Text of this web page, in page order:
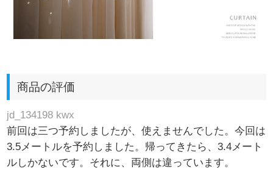
商品の評価
jd_134198 kwx
前回は三つ予約しましたが、使えませんでした。今回は
3.5メートルを予約しました。帰ってきたら、3.4メート
ルしかないです。それに、両側は違っています。